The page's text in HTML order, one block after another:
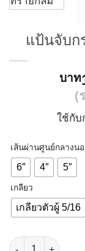
แป้นจับก
บาท
(
ใช้กับ
เส้นผ่านศูนย์กลางน
6″ 4″ 5″
เกลียว
เกลียวตัวผู้ 5/16
จำนวน แป้นจับกร